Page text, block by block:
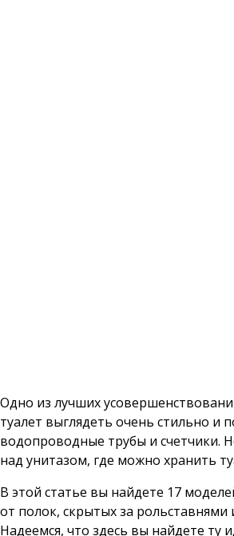
Одно из лучших
туалет выглядеть очень стильно и
водопроводные трубы и счетчики.
над унитазом, где можно хранить
В этой статье вы найдете 17
от полок, скрытых за
Надеемся, что здесь вы найдете ту